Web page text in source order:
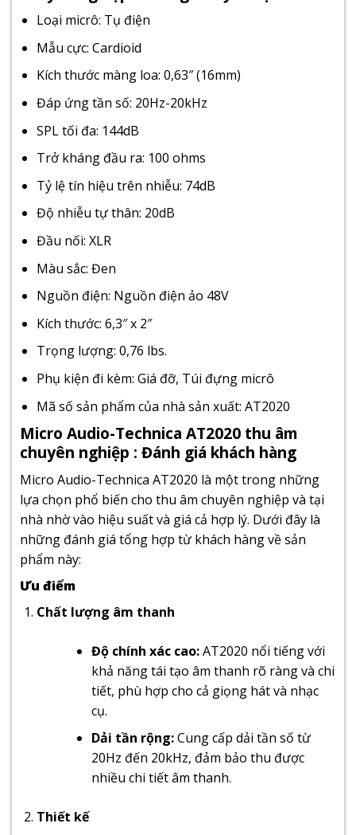
Loại micrô: Tụ điện
Mẫu cực: Cardioid
Kích thước màng loa: 0,63″ (16mm)
Đáp ứng tần số: 20Hz-20kHz
SPL tối đa: 144dB
Trở kháng đầu ra: 100 ohms
Tỷ lệ tín hiệu trên nhiễu: 74dB
Độ nhiễu tự thân: 20dB
Đầu nối: XLR
Màu sắc: Đen
Nguồn điện: Nguồn điện ảo 48V
Kích thước: 6,3″ x 2″
Trọng lượng: 0,76 lbs.
Phụ kiện đi kèm: Giá đỡ, Túi đựng micrô
Mã số sản phẩm của nhà sản xuất: AT2020
Micro Audio-Technica AT2020 thu âm
chuyên nghiệp : Đánh giá khách hàng
Micro Audio-Technica AT2020 là một trong những
lựa chọn phổ biến cho thu âm chuyên nghiệp và tại
nhà nhờ vào hiệu suất và giá cả hợp lý. Dưới đây là
những đánh giá tổng hợp từ khách hàng về sản
phẩm này:
Ưu điểm
Chất lượng âm thanh
Độ chính xác cao:AT2020 nổi tiếng với
khả năng tái tạo âm thanh rõ ràng và chi
tiết, phù hợp cho cả giọng hát và nhạc
cụ.
Dải tần rộng:Cung cấp dải tần số từ
20Hz đến 20kHz, đảm bảo thu được
nhiều chi tiết âm thanh.
Thiết kế